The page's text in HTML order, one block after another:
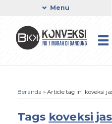
Menu
Beranda » Article tag in 'koveksi
Tags koveksi